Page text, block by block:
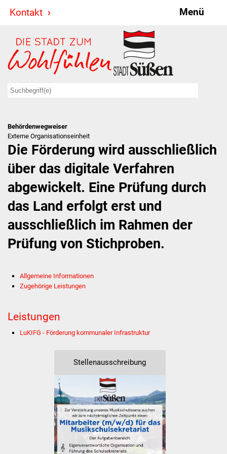
Kontakt Menü
Stadt & Politik
Bürgermeister
Ratsinformationssystem
Summerrockfestival
Hallenbadparty
Stadtverwaltung
Veröffentlichungen
Ortsrecht
FNP / Bebauungspläne
Wahlen
Behördenwegweiser
Externe Organisationseinheit
Die Förderung wird ausschließlich
über das digitale Verfahren
abgewickelt. Eine Prüfung durch
das Land erfolgt erst und
ausschließlich im Rahmen der
Prüfung von Stichproben.
Allgemeine Informationen
Zugehörige Leistungen
Leistungen
LuKIFG - Förderung kommunaler Infrastruktur
Stellenausschreibung